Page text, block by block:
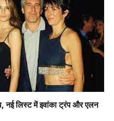
नई लिस्ट में इवांका ट्रंप और एलन